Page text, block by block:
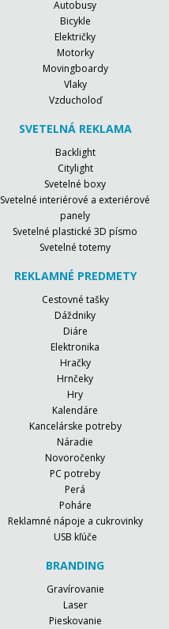
Autobusy
Bicykle
Električky
Motorky
Movingboardy
Vlaky
Vzducholoď
SVETELNÁ REKLAMA
Backlight
Citylight
Svetelné boxy
Svetelné interiérové a exteriérové
panely
Svetelné plastické 3D písmo
Svetelné totemy
REKLAMNÉ PREDMETY
Cestovné tašky
Dáždniky
Diáre
Elektronika
Hračky
Hrnčeky
Hry
Kalendáre
Kancelárske potreby
Náradie
Novoročenky
PC potreby
Perá
Poháre
Reklamné nápoje a cukrovinky
USB kľúče
BRANDING
Gravírovanie
Laser
Pieskovanie